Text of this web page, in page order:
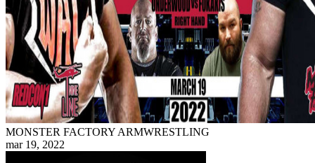
MONSTER FACTORY ARMWRESTLING
mar 19, 2022